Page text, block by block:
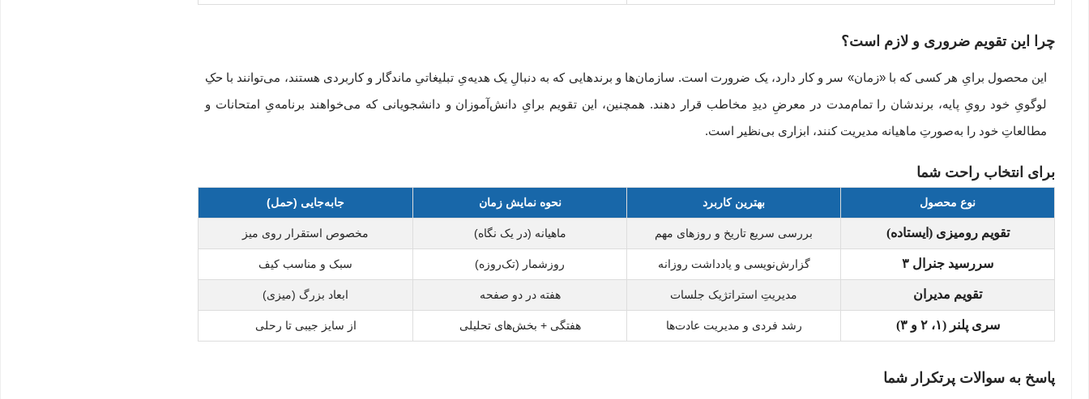
چرا این تقویم ضروری و لازم است؟
این محصول برایِ هر کسی که با «زمان» سر و کار دارد، یک ضرورت است. سازمان‌ها و برندهایی که به دنبالِ یک هدیه‌یِ تبلیغاتیِ ماندگار و کاربردی هستند، می‌توانند با حکِ
لوگویِ خود رویِ پایه، برندشان را تمام‌مدت در معرضِ دیدِ مخاطب قرار دهند. همچنین، این تقویم برایِ دانش‌آموزان و دانشجویانی که می‌خواهند برنامه‌یِ امتحانات و
مطالعاتِ خود را به‌صورتِ ماهیانه مدیریت کنند، ابزاری بی‌نظیر است.
برای انتخاب راحت شما
نوع محصول بهترین کاربرد نحوه نمایش زمان جابه‌جایی (حمل)
تقویم رومیزی (ایستاده) بررسی سریع تاریخ و روزهای مهم ماهیانه (در یک نگاه) مخصوص استقرار روی میز
سررسید جنرال ۳ گزارش‌نویسی و یادداشت روزانه روزشمار (تک‌روزه) سبک و مناسب کیف‌
تقویم مدیران مدیریتِ استراتژیک جلسات هفته در دو صفحه ابعاد بزرگ (میزی)
سری پلنر (۱،۲ و۳) رشد فردی و مدیریت عادت‌ها هفتگی + بخش‌های تحلیلی از سایز جیبی تا رحلی
پاسخ به سوالات پرتکرار شما